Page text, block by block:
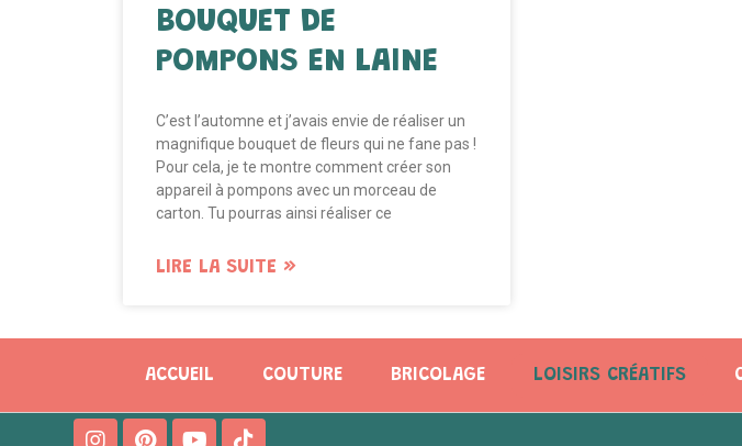
BOUQUET DE
POMPONS EN LAINE
C’est l’automne et j’avais envie de réaliser un
magnifique bouquet de fleurs qui ne fane pas !
Pour cela, je te montre comment créer son
appareil à pompons avec un morceau de
carton. Tu pourras ainsi réaliser ce
LIRE LA SUITE »
ACCUEIL COUTURE BRICOLAGE LOISIRS CRÉATIFS